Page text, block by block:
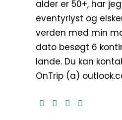
alder er 50+, har
eventyrlyst og
verden med min
dato besøgt 6
lande. Du kan
OnTrip (a)